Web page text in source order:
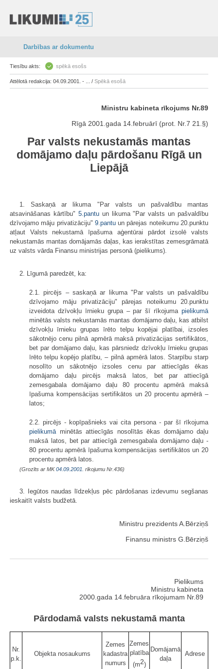
Darbības ar dokumentu
Tiesību akts: spēkā esošs
Attēlotā redakcija: 04.09.2001. - ... / Spēkā esošā
Ministru kabineta rīkojums Nr.89
Rīgā 2001.gada 14.februārī (prot. Nr.7 21.§)
Par valsts nekustamās mantas
domājamo daļu pārdošanu Rīgā un
Liepājā
1. Saskaņā ar likuma "Par valsts un pašvaldību mantas
atsavināšanas kārtību" 5.pantuun likuma "Par valsts un pašvaldību
dzīvojamo māju privatizāciju" 9.pantuun pārejas noteikumu 20.punktu
atļaut Valsts nekustamā īpašuma aģentūrai pārdot izsolē valsts
nekustamās mantas domājamās daļas, kas ierakstītas zemesgrāmatā
uz valsts vārda Finansu ministrijas personā (pielikums).
2. Līgumā paredzēt, ka:
2.1. pircējs – saskaņā ar likuma "Par valsts un pašvaldību
dzīvojamo māju privatizāciju" pārejas noteikumu 20.punktu
izveidota dzīvokļu īrnieku grupa – par šī rīkojuma pielikumā
minētās valsts nekustamās mantas domājamo daļu, kas atbilst
dzīvokļu īrnieku grupas īrēto telpu kopējai platībai, izsoles
sākotnējo cenu pilnā apmērā maksā privatizācijas sertifikātos,
bet par domājamo daļu, kas pārsniedz dzīvokļu īrnieku grupas
īrēto telpu kopējo platību, – pilnā apmērā latos. Starpību starp
nosolīto un sākotnējo izsoles cenu par attiecīgās ēkas
domājamo daļu pircējs maksā latos, bet par attiecīgā
zemesgabala domājamo daļu 80 procentu apmērā maksā
īpašuma kompensācijas sertifikātos un 20 procentu apmērā –
latos;
2.2. pircējs - kopīpašnieks vai cita persona - par šī rīkojuma
pielikumā minētās attiecīgās nosolītās ēkas domājamo daļu
maksā latos, bet par attiecīgā zemesgabala domājamo daļu -
80 procentu apmērā īpašuma kompensācijas sertifikātos un 20
procentu apmērā latos.
(Grozīts ar MK04.09.2001. rīkojumu Nr.436)
3. Iegūtos naudas līdzekļus pēc pārdošanas izdevumu segšanas
ieskaitīt valsts budžetā.
Ministru prezidents A.Bērziņš
Finansu ministrs G.Bērziņš
Pielikums
Ministru kabineta
2000.gada 14.februāra rīkojumam Nr.89
Pārdodamā valsts nekustamā manta
Nr.
p.k.
Objekta nosaukums
Zemes
kadastra
numurs
Zemes
platība
(m2)
Domājamā
daļa
Adrese